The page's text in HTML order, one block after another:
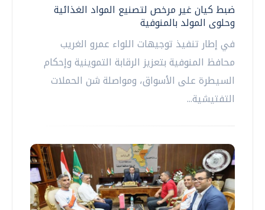
ضبط كيان غير مرخص لتصنيع المواد الغذائية
وحلوى المولد بالمنوفية
في إطار تنفيذ توجيهات اللواء عمرو الغريب
محافظ المنوفية بتعزيز الرقابة التموينية وإحكام
السيطرة على الأسواق، ومواصلة شن الحملات
التفتيشية...